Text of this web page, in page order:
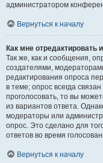
администратором
Вернуться к началу
Как мне отредактировать
Так же, как и сообщения,
создателями,
редактирования опроса
в теме; опрос всегда
проголосовать, то вы
из вариантов ответа.
модераторы или
опрос. Это сделано для
ответов во время
Вернуться к началу